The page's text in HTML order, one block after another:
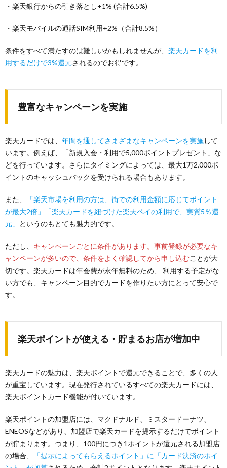
・楽天銀行からの引き落とし+1% (合計6.5%)
・楽天モバイルの通話SIM利用+2%（合計8.5%）
条件をすべて満たすのは難しいかもしれませんが、 楽天カードを利
用するだけで3%還元されるのでお得です。
豊富なキャンペーンを実施
楽天カードでは、 年間を通してさまざまなキャンペーンを実施して
います。例えば、「新規入会・利用で5,000ポイントプレゼント」な
どを行っています。さらにタイミングによっては、最大1万2,000ポ
イントのキャッシュバックを受けられる場合もあります。
また、
「楽天市場を利用の方は、街での利用金額に応じてポイント
が最大2倍」「楽天カードを紐づけた楽天ペイの利用で、実質5％還
元」 というのもとても魅力的です。
ただし、 キャンペーンごとに条件があります。事前登録が必要なキ
ャンペーンが多いので、条件をよく確認してから申し込むことが大
切です。楽天カードは年会費が永年無料のため、 利用する予定がな
い方でも、キャンペーン目的でカードを作りたい方にとって安心で
す。
楽天ポイントが使える・貯まるお店が増加中
楽天カードの魅力は、楽天ポイントで還元できることで、多くの人
が重宝しています。現在発行されているすべての楽天カードには、
楽天ポイントカード機能が付いています。
楽天ポイントの加盟店には、マクドナルド、ミスタードーナツ、
ENEOSなどがあり、加盟店で楽天カードを提示するだけでポイント
が貯まります。つまり、100円につき1ポイントが還元される加盟店
の場合、
「提示によってもらえるポイント」に「カード決済のポイ